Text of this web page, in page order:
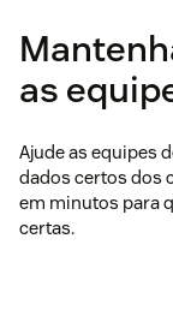
as
Ajude as equipes
dados certos dos
em minutos para
certas.